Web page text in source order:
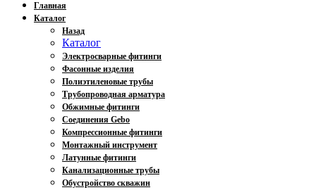
Главная
Каталог
Назад
Каталог
Электросварные фитинги
Фасонные изделия
Полиэтиленовые трубы
Трубопроводная арматура
Обжимные фитинги
Соединения Gebo
Компрессионные фитинги
Монтажный инструмент
Латунные фитинги
Канализационные трубы
Обустройство скважин